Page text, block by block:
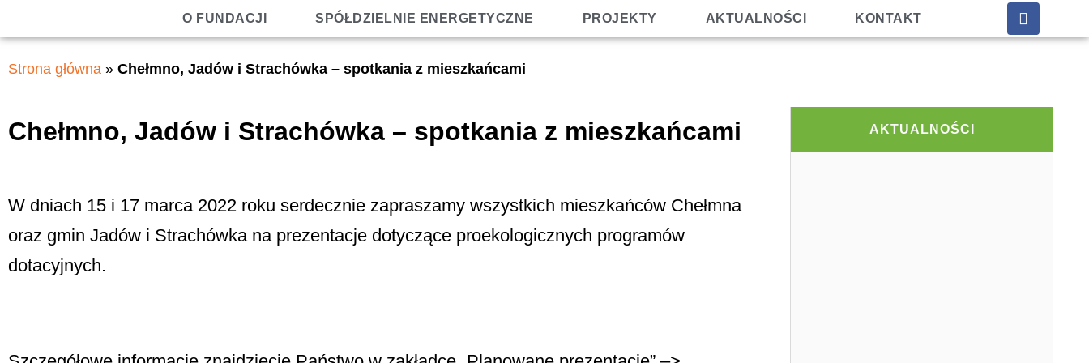
O FUNDACJI SPÓŁDZIELNIE ENERGETYCZNE PROJEKTY AKTUALNOŚCI KONTAKT
Strona główna » Chełmno, Jadów i Strachówka – spotkania z mieszkańcami
Chełmno, Jadów i Strachówka – spotkania z mieszkańcami
W dniach 15 i 17 marca 2022 roku serdecznie zapraszamy wszystkich mieszkańców Chełmna
oraz gmin Jadów i Strachówka na prezentacje dotyczące proekologicznych programów
dotacyjnych.
AKTUALNOŚCI